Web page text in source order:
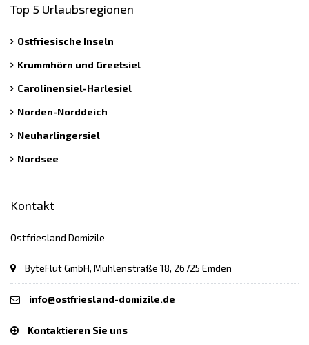
Top 5 Urlaubsregionen
Ostfriesische Inseln
Krummhörn und Greetsiel
Carolinensiel-Harlesiel
Norden-Norddeich
Neuharlingersiel
Nordsee
Kontakt
Ostfriesland Domizile
ByteFlut GmbH, Mühlenstraße 18, 26725 Emden
info@ostfriesland-domizile.de
Kontaktieren Sie uns